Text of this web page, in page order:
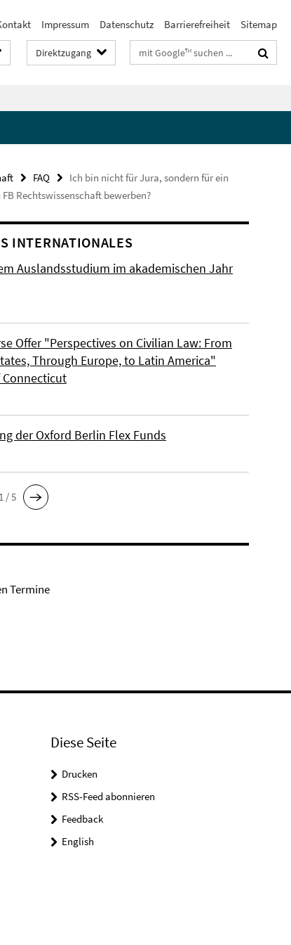
Impressum Datenschutz Barrierefreiheit Sitemap
Direktzugang Suchbegriffe
FAQ
Ich bin nicht für Jura, sondern für ein
Rechtswissenschaft bewerben?
INTERNATIONALES
Auslandsstudium im akademischen Jahr
Offer "Perspectives on Civilian Law: From
Through Europe, to Latin America"
der Oxford Berlin Flex Funds
1 / 5
Termine
Diese Seite
Drucken
RSS-Feed abonnieren
Feedback
English